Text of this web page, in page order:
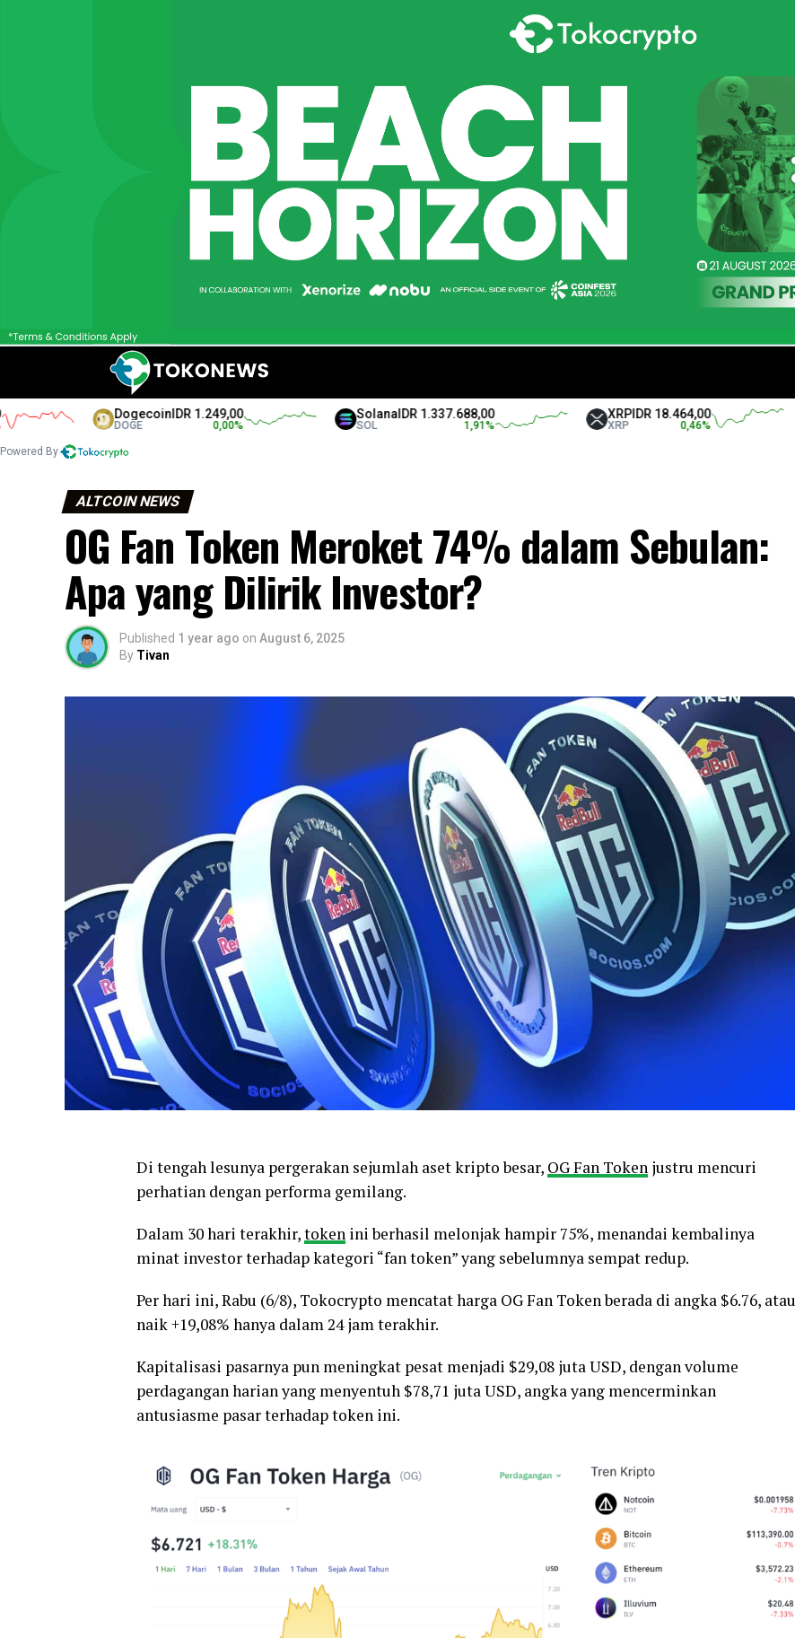
DogecoinIDR 1.249,00
DOGE
SolanaIDR 1.337.688,00 XRPIDR 18.464,00
XRP
Powered By
ALTCOIN NEWS
OG Fan Token Meroket 74% dalam Sebulan:
Apa yang Dilirik Investor?
Published 1 year ago on August 6, 2025
By Tivan
Di tengah lesunya pergerakan sejumlah aset kripto besar, OG Fan Token justru mencuri
perhatian dengan performa gemilang.
Dalam 30 hari terakhir,token ini berhasil melonjak hampir 75%, menandai kembalinya
minat investor terhadap kategori “fan token” yang sebelumnya sempat redup.
Per hari ini, Rabu (6/8), Tokocrypto mencatat harga OG Fan Token berada di angka $6.76, atau
naik +19,08% hanya dalam 24 jam terakhir.
Kapitalisasi pasarnya pun meningkat pesat menjadi $29,08 juta USD, dengan volume
perdagangan harian yang menyentuh $78,71 juta USD, angka yang mencerminkan
antusiasme pasar terhadap token ini.